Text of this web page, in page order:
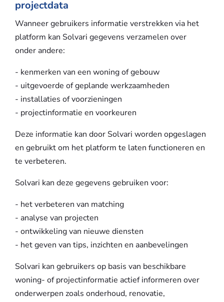
projectdata
Wanneer gebruikers informatie verstrekken via het
platform kan Solvari gegevens verzamelen over
onder andere:
- kenmerken van een woning of gebouw
- uitgevoerde of geplande werkzaamheden
- installaties of voorzieningen
- projectinformatie en voorkeuren
Deze informatie kan door Solvari worden opgeslagen
en gebruikt om het platform te laten functioneren en
te verbeteren.
Solvari kan deze gegevens gebruiken voor:
- het verbeteren van matching
- analyse van projecten
- ontwikkeling van nieuwe diensten
- het geven van tips, inzichten en aanbevelingen
Solvari kan gebruikers op basis van beschikbare
woning- of projectinformatie actief informeren over
onderwerpen zoals onderhoud, renovatie,